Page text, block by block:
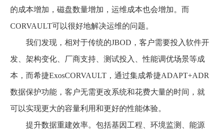
的成本增加，磁盘数量增加，运维成本也会增加。而
CORVAULT可以很好地解决运维的问题。
我们发现，相对于传统的JBOD，客户需要投入软件开
发、架构变化、厂商支持、测试投入、性能调优场景等成
本，而希捷ExosCORVAULT，通过集成希捷ADAPT+ADR
数据保护功能，客户无需更改系统和花费大量的时间，就
可以实现更大的容量利用和更好的性能体验。
提升数据重建效率。包括基因工程、环境监测、能源